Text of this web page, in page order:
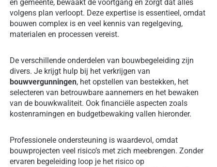
en gemeente, bewaakt de voortgang en zorgt dat alles
volgens plan verloopt. Deze expertise is essentieel, omdat
bouwen complex is en veel kennis van regelgeving,
materialen en processen vereist.
De verschillende onderdelen van bouwbegeleiding zijn
divers. Je krijgt hulp bij het verkrijgen van
bouwvergunningen, het opstellen van bestekken, het
selecteren van betrouwbare aannemers en het bewaken
van de bouwkwaliteit. Ook financiële aspecten zoals
kostenramingen en budgetbewaking vallen hieronder.
Professionele ondersteuning is waardevol, omdat
bouwprojecten veel risico’s met zich meebrengen. Zonder
ervaren begeleiding loop je het risico op